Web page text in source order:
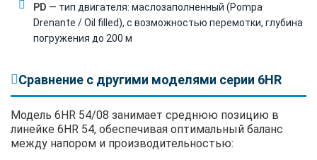
PD — тип двигателя: маслозаполненный (Pompa
Drenante / Oil filled), с возможностью перемотки, глубина
погружения до 200 м
Сравнение с другими моделями серии 6HR
Модель 6HR 54/08 занимает среднюю позицию в
линейке 6HR 54, обеспечивая оптимальный баланс
между напором и производительностью: